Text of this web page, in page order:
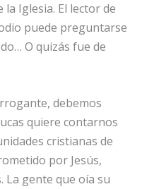
Iglesia. El lector de
puede preguntarse
O quizás fue de
debemos
quiere contarnos
cristianas de
por Jesús,
La gente que oía su